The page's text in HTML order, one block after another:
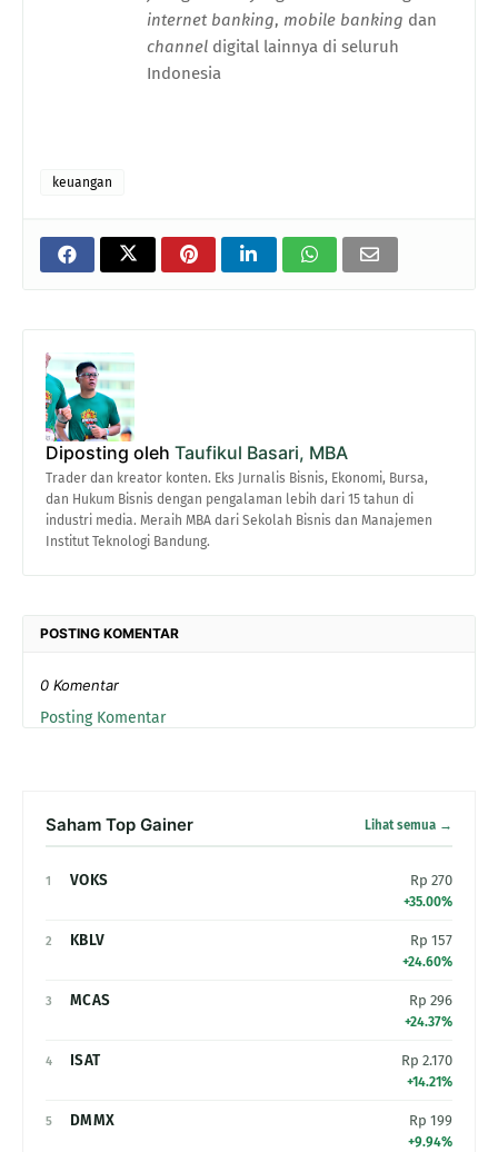
internet banking, mobile banking dan
channel digital lainnya di seluruh
Indonesia
keuangan
Diposting oleh Taufikul Basari, MBA
Trader dan kreator konten. Eks Jurnalis Bisnis, Ekonomi, Bursa,
dan Hukum Bisnis dengan pengalaman lebih dari 15 tahun di
industri media. Meraih MBA dari Sekolah Bisnis dan Manajemen
Institut Teknologi Bandung.
POSTING KOMENTAR
0 Komentar
Posting Komentar
Saham Top Gainer Lihat semua →
1 VOKS Rp 270
+35.00%
2 KBLV Rp 157
+24.60%
3 MCAS Rp 296
+24.37%
4 ISAT Rp 2.170
+14.21%
5 DMMX Rp 199
+9.94%